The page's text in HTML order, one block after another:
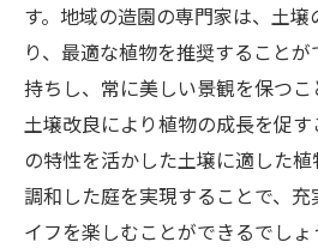
す。地域の造園の専門家は、土
り、最適な植物を推奨すること
持ちし、常に美しい景観を保つこ
土壌改良により植物の成長を促
の特性を活かした土壌に適した
調和した庭を実現することで、
イフを楽しむことができるでしょ